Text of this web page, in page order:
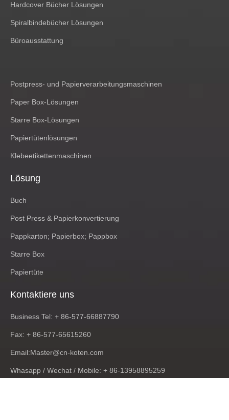
Hardcover Bücher Lösungen
Spiralbindebücher Lösungen
Büroausstattung
Postpress- und Papierverarbeitungsmaschinen
Paper Box-Lösungen
Starre Box-Lösungen
Papiertütenlösungen
Klebeetikettenmaschinen
Lösung
Buch
Post Press & Papierkonvertierung
Pappkarton; Papierbox; Pappbox
Starre Box
Papiertüte
Kontaktiere uns
Business Tel: + 86-577-66887790
Fax: + 86-577-65615260
Email:Master@cn-koten.com
Whasapp / Wechat / Mobile: + 86-13958895259